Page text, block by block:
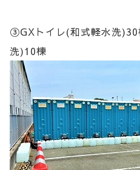
③GXトイレ(和式軽水洗
洗)10棟